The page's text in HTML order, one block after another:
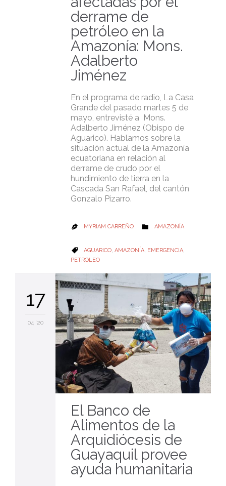
derrame de
petróleo en la
Amazonía: Mons.
Adalberto
Jiménez
En el programa de radio, La Casa
Grande del pasado martes 5 de
mayo, entrevisté a Mons.
Adalberto Jiménez (Obispo de
Aguarico). Hablamos sobre la
situación actual de la Amazonía
ecuatoriana en relación al
derrame de crudo por el
hundimiento de tierra en la
Cascada San Rafael, del cantón
Gonzalo Pizarro.
 MYRIAM CARREÑO  CATEGORY
AMAZONÍA
 CATEGORY
AGUARICO AMAZONÍA EMERGENCIA
PETROLEO
17
04 '20
El Banco de
Alimentos de la
Arquidiócesis de
Guayaquil provee
ayuda humanitaria